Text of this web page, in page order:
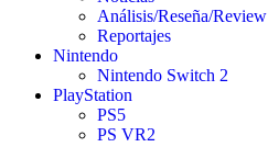
Análisis/Reseña/Review
Reportajes
Nintendo
Nintendo Switch 2
PlayStation
PS5
PS VR2